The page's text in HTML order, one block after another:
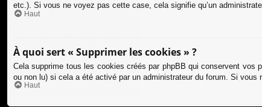
etc.). Si vous ne voyez pas cette case, cela signifie qu’un
Haut
À quoi sert « Supprimer les cookies » ?
Cela supprime tous les cookies créés par phpBB qui conservent vos
ou non lu) si cela a été activé par un administrateur du forum. Si
Haut